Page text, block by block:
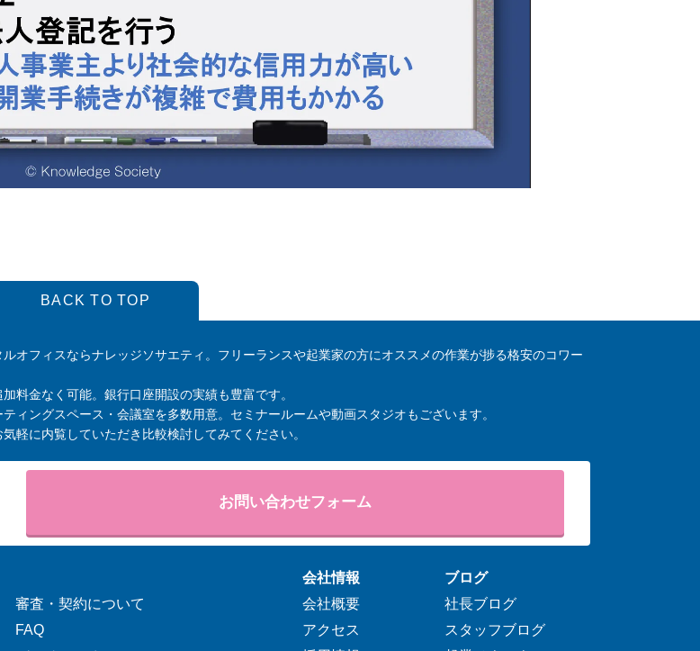
BACK TO TOP
オフィスならナレッジソサエティ。フリーランスや起業家の方にオススメの作業が捗る格安のコワー
料金なく可能。銀行口座開設の実績も豊富です。
ィングスペース・会議室を多数用意。セミナールームや動画スタジオもございます。
軽に内覧していただき比較検討してみてください。
お問い合わせフォーム
審査・契約について
FAQ
会社情報
会社概要
アクセス
ブログ
社長ブログ
スタッフブログ